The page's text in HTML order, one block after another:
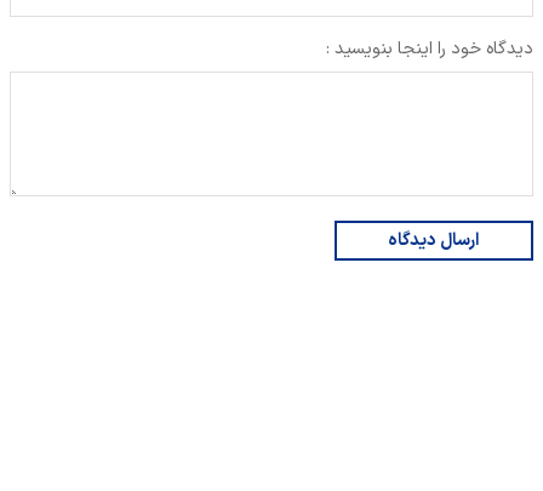
دیدگاه خود را اینجا بنویسید :
ارسال دیدگاه